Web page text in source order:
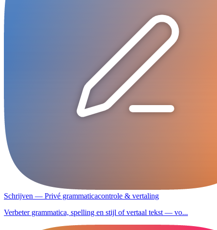
Schrijven — Privé grammaticacontrole & vertaling
Verbeter grammatica, spelling en stijl of vertaal tekst — vo...